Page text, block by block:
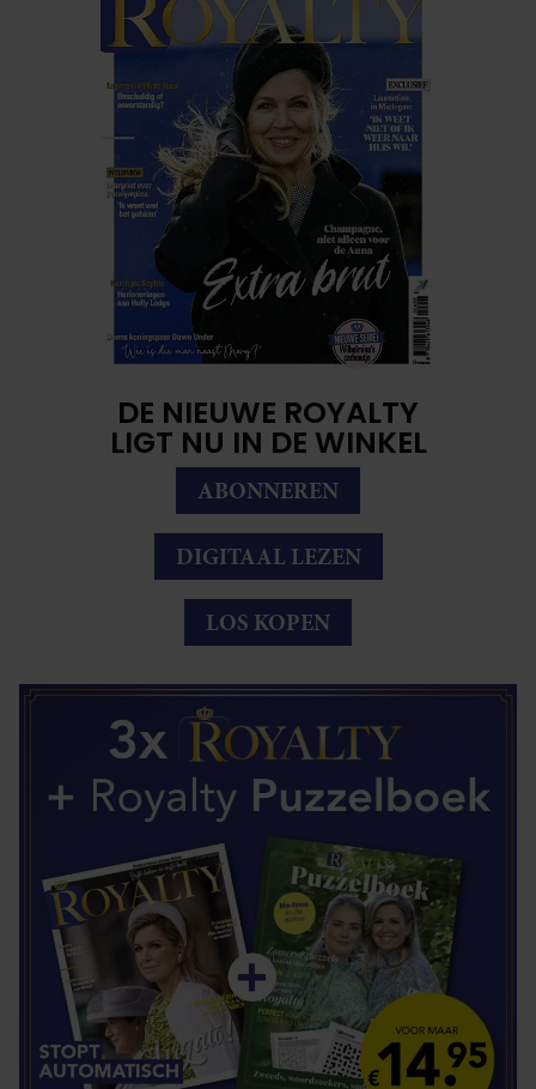
DE NIEUWE ROYALTY
LIGT NU IN DE WINKEL
ABONNEREN
DIGITAAL LEZEN
LOS KOPEN